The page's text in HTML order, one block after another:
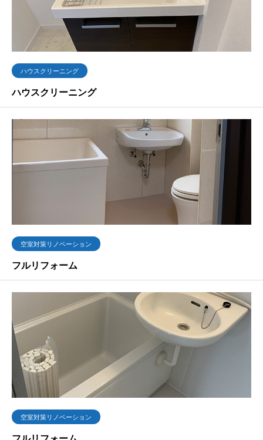
ハウスクリーニング
ハウスクリーニング
空室対策リノベーション
フルリフォーム
空室対策リノベーション